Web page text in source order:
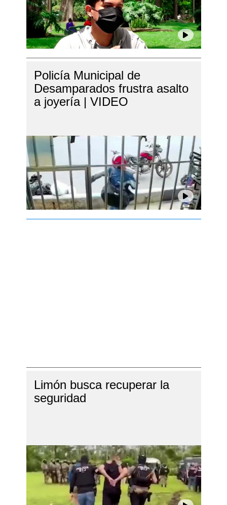
Policía Municipal de
Desamparados frustra asalto
a joyería | VIDEO
Limón busca recuperar la
seguridad